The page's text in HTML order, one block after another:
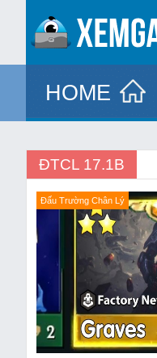
HOME
ĐTCL 17.1B
Đấu Trường Chân Lý